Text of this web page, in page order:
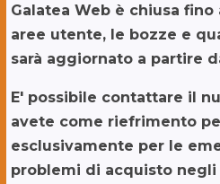
Galatea Web è chiusa fino
aree utente, le bozze e
sarà aggiornato a partire
E' possibile contattare il
avete come riefrimento
esclusivamente per le
problemi di acquisto